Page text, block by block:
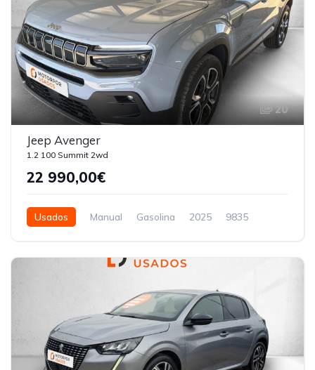
20
Jeep Avenger
1.2 100 Summit 2wd
22 990,00€
Usados Manual Gasolina 2025
9835